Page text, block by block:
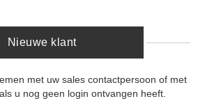
Nieuwe klant
met uw sales contactpersoon of met
u nog geen login ontvangen heeft.